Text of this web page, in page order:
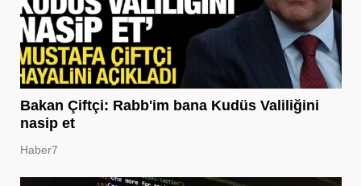
Bakan Çiftçi: Rabb'im bana Kudüs Valiliğini
nasip et
Haber7